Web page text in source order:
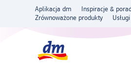
Aplikacja dm Inspiracje &
Zrównoważone produkty
Usługi